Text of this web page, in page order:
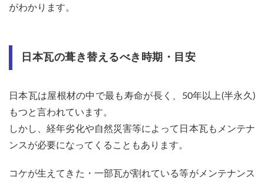
ト・
き替
時
目安
1.3
トタ
根の
がわかります。
日本瓦の葺き替えるべき時期・目安
日本瓦は屋根材の中で最も寿命が長く、50年以上(半永久)
もつと言われています。
しかし、経年劣化や自然災害等によって日本瓦もメンテナ
ンスが必要になってくることもあります。
コケが生えてきた・一部瓦が割れている等がメンテナンス